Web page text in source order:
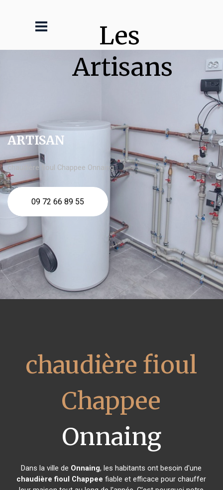
Les
Artisans
ARTISAN
chaudière fioul Chappee Onnaing
09 72 66 89 55
chaudière fioul
Chappee
Onnaing
Dans la ville de Onnaing, les habitants ont besoin d'une
chaudière fioul Chappee fiable et efficace pour chauffer